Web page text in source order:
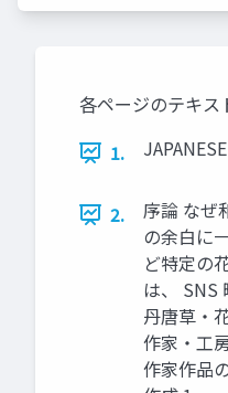
各ページのテキス
1.
2.
序論 なぜ
の余白に
ど特定の
は、 SNS
丹唐草・
作家・工
作家作品